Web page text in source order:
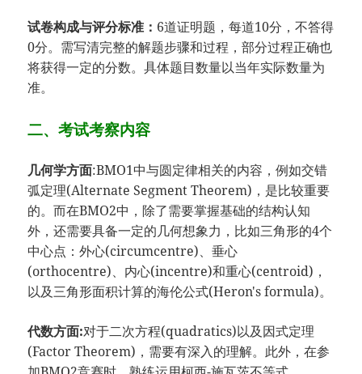
试卷构成与评分标准： 6道证明题，每道10分，不答得
0分。需写清完整的解题步骤和过程，部分过程正确也
将获得一定的分数。具体题目数量以当年实际数量为
准。
二、考试考察内容
几何学方面:BMO1中与圆定律相关的内容，例如交错
弧定理(Alternate Segment Theorem)，是比较重要
的。而在BMO2中，除了需要掌握基础的结构认知
外，还需要具备一定的几何想象力，比如三角形的4个
中心点：外心(circumcentre)、垂心
(orthocentre)、内心(incentre)和重心(centroid)，
以及三角形面积计算的海伦公式(Heron's formula)。
代数方面:对于二次方程(quadratics)以及因式定理
(Factor Theorem)，需要有深入的理解。此外，在参